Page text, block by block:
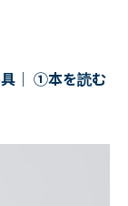
｜ ①本を読む